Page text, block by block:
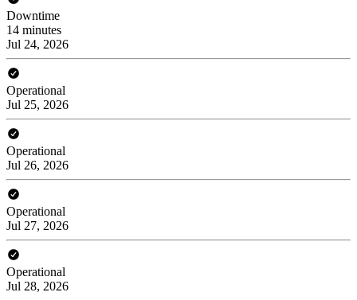
Downtime
14 minutes
Jul 24, 2026
Operational
Jul 25, 2026
Operational
Jul 26, 2026
Operational
Jul 27, 2026
Operational
Jul 28, 2026